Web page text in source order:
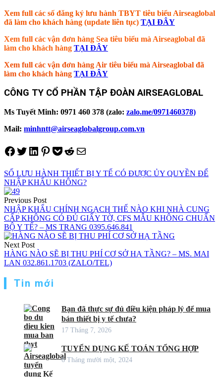
Xem full các số đăng ký lưu hành TBYT tiêu biểu Airseaglobal
đã làm cho khách hàng (update liên tục) TẠI ĐÂY
Xem full các vận đơn hàng Sea tiêu biểu mà Airseaglobal đã
làm cho khách hàng TẠI ĐÂY
Xem full các vận đơn hàng Air tiêu biểu mà Airseaglobal đã
làm cho khách hàng TẠI ĐÂY
CÔNG TY CỔ PHẦN TẬP ĐOÀN AIRSEAGLOBAL
Ms Tuyết Minh: 0971 460 378 (zalo: zalo.me/0971460378)
Mail: minhntt@airseaglobalgroup.com.vn
Share on Facebook
Tweet on Twitter
Share on LinkedIn
Pin on Pinterest
Save to pocket
Share on Reddit
Share via Email
SỐ LƯU HÀNH THIẾT BỊ Y TẾ CÓ ĐƯỢC ỦY QUYỀN ĐỂ
NHẬP KHẨU KHÔNG?
Điều
hướng
bài
viết
Previous Post
NHẬP KHẨU CHÍNH NGẠCH THẾ NÀO KHI NHÀ CUNG
CẤP KHÔNG CÓ ĐỦ GIẤY TỜ, CFS MẪU KHÔNG CHUẨN
BỘ Y TẾ? – MS TRANG 0395.646.841
Next Post
HÀNG NÀO SẼ BỊ THU PHÍ CƠ SỞ HẠ TẦNG? – MS. MAI
LAN 032.861.1703 (ZALO/TEL)
Tin mới
Bạn đã thực sự đủ điều kiện pháp lý để mua
bán thiết bị y tế chưa?
17 Tháng 7, 2026
TUYỂN DỤNG KẾ TOÁN TỔNG HỢP
6 Tháng mười một, 2024